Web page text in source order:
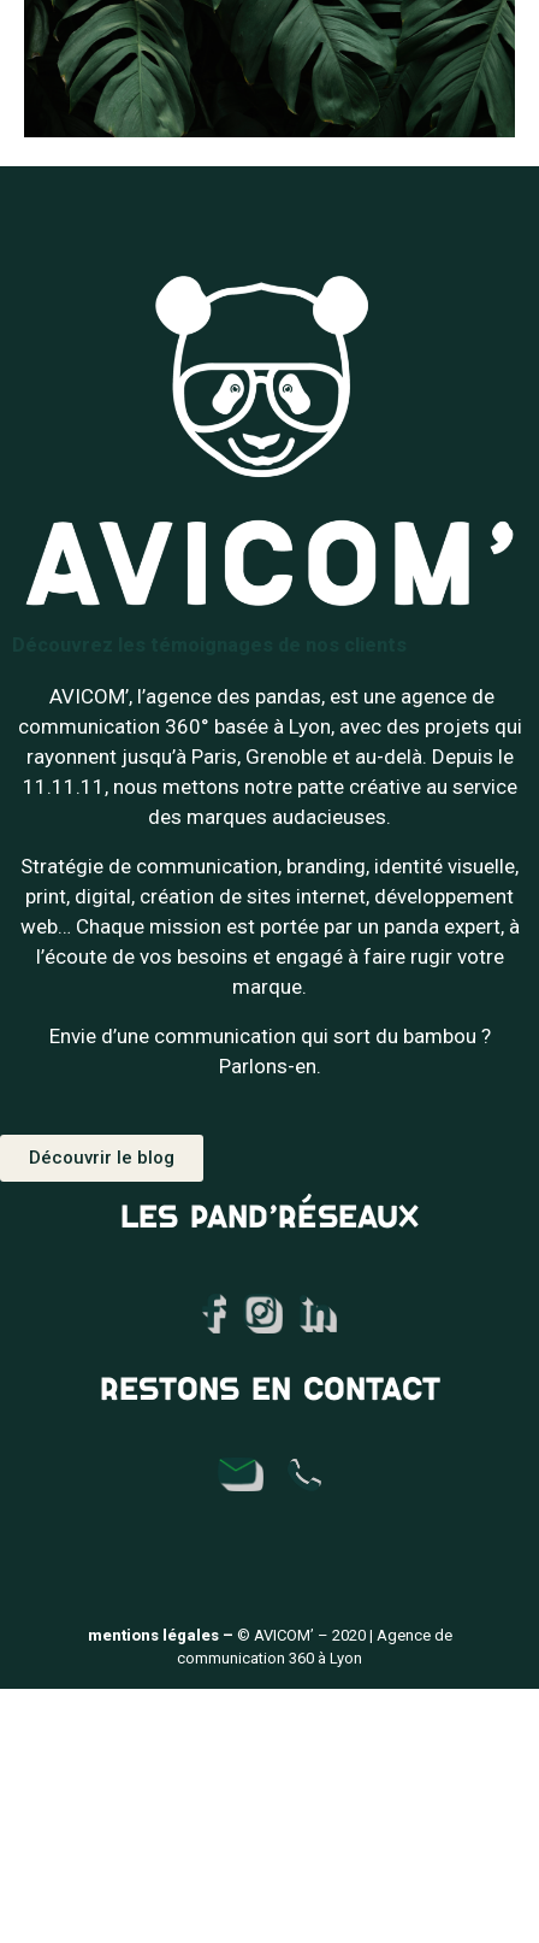
AVICOM’, l’agence des pandas, est une agence de
communication 360° basée à Lyon, avec des projets qui
rayonnent jusqu’à Paris, Grenoble et au-delà. Depuis le
11.11.11, nous mettons notre patte créative au service
des marques audacieuses.
Stratégie de communication, branding, identité visuelle,
print, digital, création de sites internet, développement
web… Chaque mission est portée par un panda expert, à
l’écoute de vos besoins et engagé à faire rugir votre
marque.
Envie d’une communication qui sort du bambou ?
Parlons-en.
Découvrir le blog
LES PAND’RÉSEAUX
RESTONS EN CONTACT
mentions légales – © AVICOM’ – 2020 | Agence de
communication 360 à Lyon